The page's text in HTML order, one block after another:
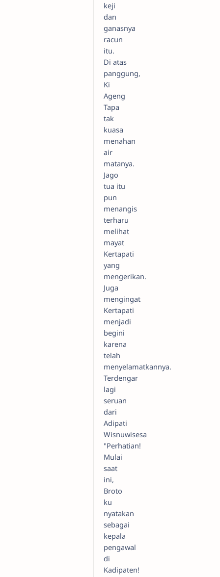
keji
dan
ganasnya
racun
itu.
Di atas
panggung,
Ki
Ageng
Tapa
tak
kuasa
menahan
air
matanya.
Jago
tua itu
pun
menangis
terharu
melihat
mayat
Kertapati
yang
mengerikan.
Juga
mengingat
Kertapati
menjadi
begini
karena
telah
menyelamatkannya.
Terdengar
lagi
seruan
dari
Adipati
Wisnuwisesa
"Perhatian!
Mulai
saat
ini,
Broto
ku
nyatakan
sebagai
kepala
pengawal
di
Kadipaten!